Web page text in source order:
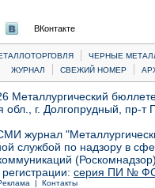
ВКонтакте
| ЧЕРНЫЕ
ЖУРНАЛ
| СВЕЖИЙ НОМЕР |
Металлургический
обл., г. Долгопрудный, пр-
журнал
службой по надзору в
серия ПИ № ФС
| Контакты